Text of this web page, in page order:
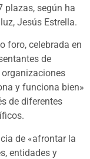
plazas, según ha
Jesús Estrella.
foro, celebrada en
de
y funciona bien»
de diferentes
de «afrontar la
entidades y